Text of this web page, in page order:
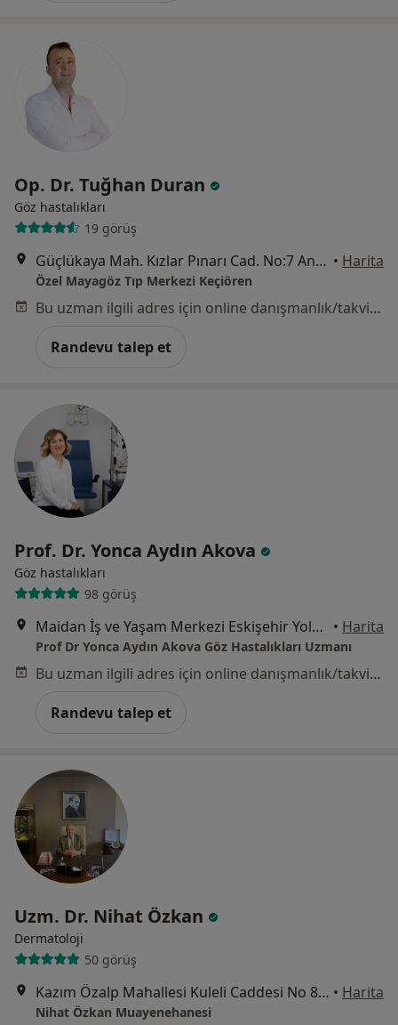
Op. Dr. Tuğhan Duran
Göz hastalıkları
19 görüş
Güçlükaya Mah. Kızlar Pınarı Cad. No:7 Ankara, Keçiören • Harita
Özel Mayagöz Tıp Merkezi Keçiören
Bu uzman ilgili adres için online danışmanlık/takvim sunmuyor.
Randevu talep et
Prof. Dr. Yonca Aydın Akova
Göz hastalıkları
98 görüş
Maidan İş ve Yaşam Merkezi Eskişehir Yolu Bilkent kavşağı C Blok Kat 10 Daire 116, Ankara • Harita
Prof Dr Yonca Aydın Akova Göz Hastalıkları Uzmanı
Bu uzman ilgili adres için online danışmanlık/takvim sunmuyor.
Randevu talep et
Uzm. Dr. Nihat Özkan
Dermatoloji
50 görüş
Kazım Özalp Mahallesi Kuleli Caddesi No 89 / 8 - 9 GOP, Ankara • Harita
Nihat Özkan Muayenehanesi